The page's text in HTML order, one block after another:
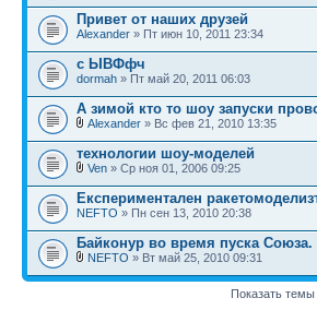
Привет от наших друзей
Alexander » Пт июн 10, 2011 23:34
с ЫВФфч
dormah » Пт май 20, 2011 06:03
А зимой кто то шоу запуски
Alexander » Вс фев 21, 2010 13:35
технологии шоу-моделей
Ven » Ср ноя 01, 2006 09:25
Eкспериментален
NEFTO » Пн сен 13, 2010 20:38
Байконур во время пуска Союза.
NEFTO » Вт май 25, 2010 09:31
Показать темы